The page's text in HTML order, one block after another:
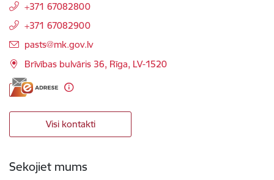
+371 67082800
+371 67082900
E-pasts:
pasts@mk.gov.lv
Brīvības bulvāris 36, Rīga, LV-1520
Visi kontakti
Sekojiet mums